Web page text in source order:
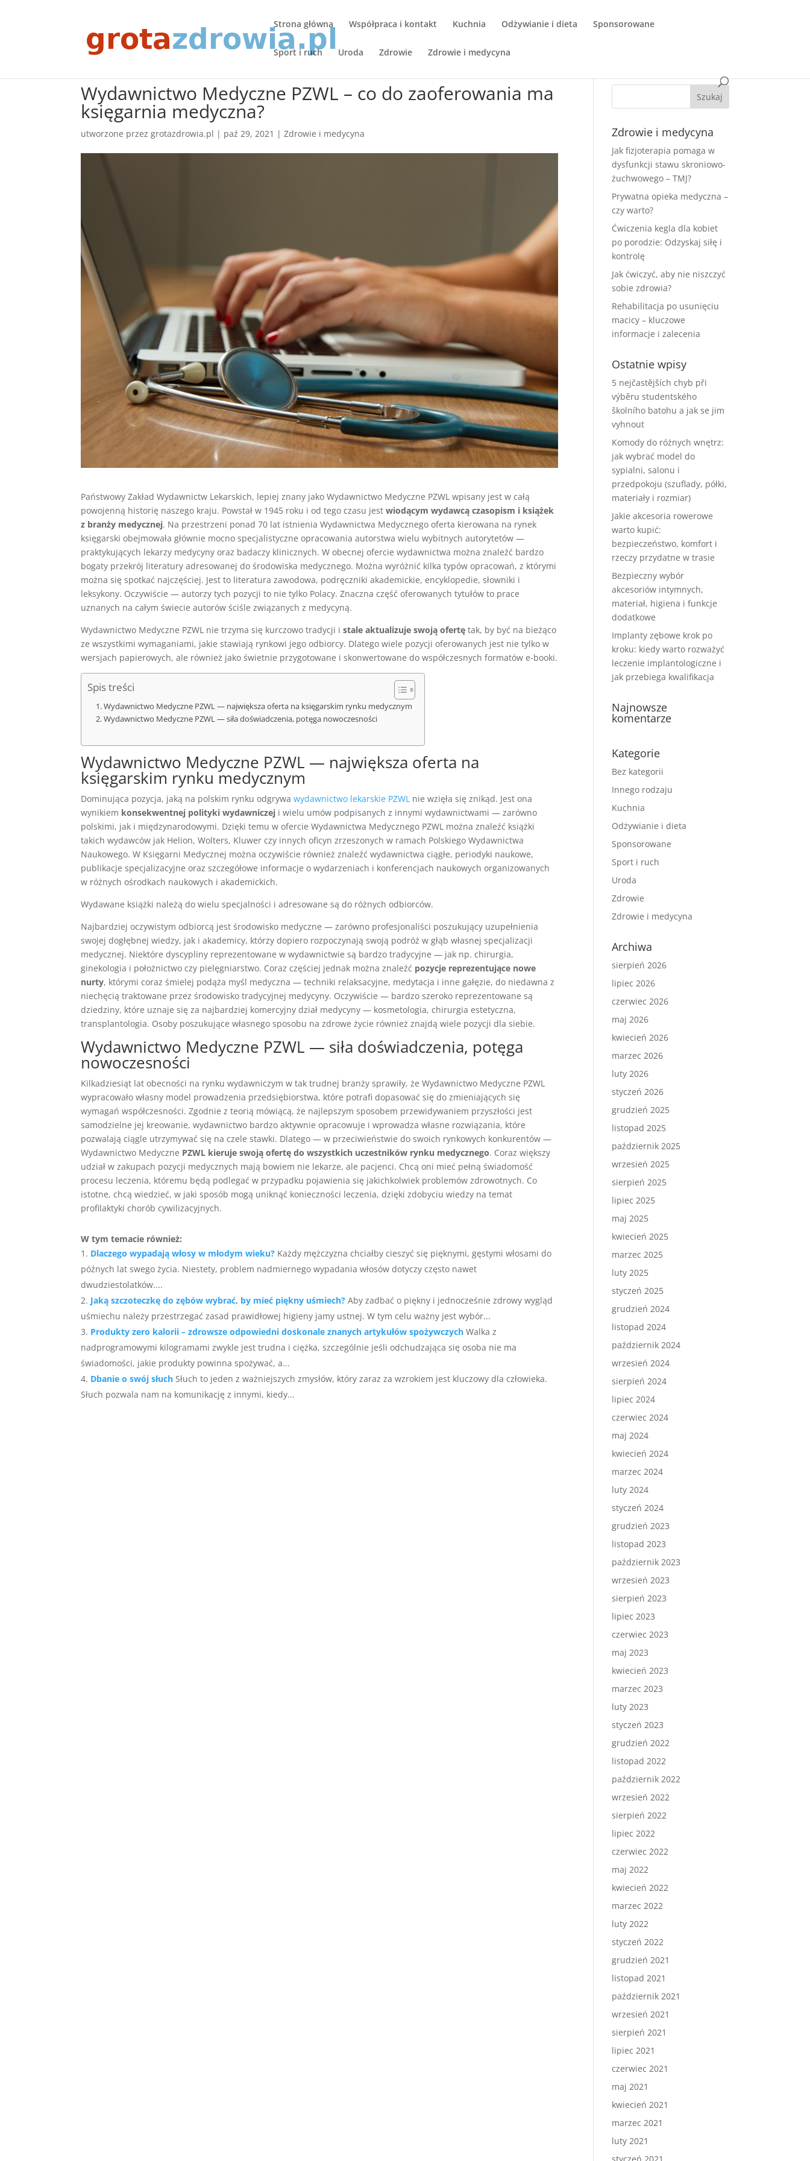
Strona główna Współpraca i kontakt Kuchnia Odżywianie i dieta Sponsorowane
Sport i ruch Uroda Zdrowie Zdrowie i medycyna
Wydawnictwo Medyczne PZWL – co do zaoferowania ma
księgarnia medyczna?
utworzone przezgrotazdrowia.pl | paź 29, 2021 |Zdrowie i medycyna
Państwowy Zakład Wydawnictw Lekarskich, lepiej znany jako Wydawnictwo Medyczne PZWL wpisany jest w całą
powojenną historię naszego kraju. Powstał w 1945 roku i od tego czasu jestwiodącym wydawcą czasopism i książek
z branży medycznej. Na przestrzeni ponad 70 lat istnienia Wydawnictwa Medycznego oferta kierowana na rynek
księgarski obejmowała głównie mocno specjalistyczne opracowania autorstwa wielu wybitnych autorytetów —
praktykujących lekarzy medycyny oraz badaczy klinicznych. W obecnej ofercie wydawnictwa można znaleźć bardzo
bogaty przekrój literatury adresowanej do środowiska medycznego. Można wyróżnić kilka typów opracowań, z którymi
można się spotkać najczęściej. Jest to literatura zawodowa, podręczniki akademickie, encyklopedie, słowniki i
leksykony. Oczywiście — autorzy tych pozycji to nie tylko Polacy. Znaczna część oferowanych tytułów to prace
uznanych na całym świecie autorów ściśle związanych z medycyną.
Wydawnictwo Medyczne PZWL nie trzyma się kurczowo tradycji istale aktualizuje swoją ofertę tak, by być na bieżąco
ze wszystkimi wymaganiami, jakie stawiają rynkowi jego odbiorcy. Dlatego wiele pozycji oferowanych jest nie tylko w
wersjach papierowych, ale również jako świetnie przygotowane i skonwertowane do współczesnych formatów e-booki.
Spis treści
Wydawnictwo Medyczne PZWL — największa oferta na księgarskim rynku medycznym
Wydawnictwo Medyczne PZWL — siła doświadczenia, potęga nowoczesności
Wydawnictwo Medyczne PZWL — największa oferta na
księgarskim rynku medycznym
Dominująca pozycja, jaką na polskim rynku odgrywawydawnictwo lekarskie PZWL nie wzięła się znikąd. Jest ona
wynikiem konsekwentnej polityki wydawniczej i wielu umów podpisanych z innymi wydawnictwami — zarówno
polskimi, jak i międzynarodowymi. Dzięki temu w ofercie Wydawnictwa Medycznego PZWL można znaleźć książki
takich wydawców jak Helion, Wolters, Kluwer czy innych oficyn zrzeszonych w ramach Polskiego Wydawnictwa
Naukowego. W Księgarni Medycznej można oczywiście również znaleźć wydawnictwa ciągłe, periodyki naukowe,
publikacje specjalizacyjne oraz szczegółowe informacje o wydarzeniach i konferencjach naukowych organizowanych
w różnych ośrodkach naukowych i akademickich.
Wydawane książki należą do wielu specjalności i adresowane są do różnych odbiorców.
Najbardziej oczywistym odbiorcą jest środowisko medyczne — zarówno profesjonaliści poszukujący uzupełnienia
swojej dogłębnej wiedzy, jak i akademicy, którzy dopiero rozpoczynają swoją podróż w głąb własnej specjalizacji
medycznej. Niektóre dyscypliny reprezentowane w wydawnictwie są bardzo tradycyjne — jak np. chirurgia,
ginekologia i położnictwo czy pielęgniarstwo. Coraz częściej jednak można znaleźć pozycje reprezentujące nowe
nurty, którymi coraz śmielej podąża myśl medyczna — techniki relaksacyjne, medytacja i inne gałęzie, do niedawna z
niechęcią traktowane przez środowisko tradycyjnej medycyny. Oczywiście — bardzo szeroko reprezentowane są
dziedziny, które uznaje się za najbardziej komercyjny dział medycyny — kosmetologia, chirurgia estetyczna,
transplantologia. Osoby poszukujące własnego sposobu na zdrowe życie również znajdą wiele pozycji dla siebie.
Wydawnictwo Medyczne PZWL — siła doświadczenia, potęga
nowoczesności
Kilkadziesiąt lat obecności na rynku wydawniczym w tak trudnej branży sprawiły, że Wydawnictwo Medyczne PZWL
wypracowało własny model prowadzenia przedsiębiorstwa, które potrafi dopasować się do zmieniających się
wymagań współczesności. Zgodnie z teorią mówiącą, że najlepszym sposobem przewidywaniem przyszłości jest
samodzielne jej kreowanie, wydawnictwo bardzo aktywnie opracowuje i wprowadza własne rozwiązania, które
pozwalają ciągle utrzymywać się na czele stawki. Dlatego — w przeciwieństwie do swoich rynkowych konkurentów —
Wydawnictwo Medyczne PZWL kieruje swoją ofertę do wszystkich uczestników rynku medycznego. Coraz większy
udział w zakupach pozycji medycznych mają bowiem nie lekarze, ale pacjenci. Chcą oni mieć pełną świadomość
procesu leczenia, któremu będą podlegać w przypadku pojawienia się jakichkolwiek problemów zdrowotnych. Co
istotne, chcą wiedzieć, w jaki sposób mogą uniknąć konieczności leczenia, dzięki zdobyciu wiedzy na temat
profilaktyki chorób cywilizacyjnych.
W tym temacie również:
Dlaczego wypadają włosy w młodym wieku? Każdy mężczyzna chciałby cieszyć się pięknymi, gęstymi włosami do
późnych lat swego życia. Niestety, problem nadmiernego wypadania włosów dotyczy często nawet
dwudziestolatków....
Jaką szczoteczkę do zębów wybrać, by mieć piękny uśmiech? Aby zadbać o piękny i jednocześnie zdrowy wygląd
uśmiechu należy przestrzegać zasad prawidłowej higieny jamy ustnej. W tym celu ważny jest wybór...
Produkty zero kalorii – zdrowsze odpowiedni doskonale znanych artykułów spożywczych Walka z
nadprogramowymi kilogramami zwykle jest trudna i ciężka, szczególnie jeśli odchudzająca się osoba nie ma
świadomości, jakie produkty powinna spożywać, a...
Dbanie o swój słuch Słuch to jeden z ważniejszych zmysłów, który zaraz za wzrokiem jest kluczowy dla człowieka.
Słuch pozwala nam na komunikację z innymi, kiedy...
Zdrowie i medycyna
Jak fizjoterapia pomaga w
dysfunkcji stawu skroniowo-
żuchwowego – TMJ?
Prywatna opieka medyczna –
czy warto?
Ćwiczenia kegla dla kobiet
po porodzie: Odzyskaj siłę i
kontrolę
Jak ćwiczyć, aby nie niszczyć
sobie zdrowia?
Rehabilitacja po usunięciu
macicy – kluczowe
informacje i zalecenia
Ostatnie wpisy
5 nejčastějších chyb při
výběru studentského
školního batohu a jak se jim
vyhnout
Komody do różnych wnętrz:
jak wybrać model do
sypialni, salonu i
przedpokoju (szuflady, półki,
materiały i rozmiar)
Jakie akcesoria rowerowe
warto kupić:
bezpieczeństwo, komfort i
rzeczy przydatne w trasie
Bezpieczny wybór
akcesoriów intymnych,
materiał, higiena i funkcje
dodatkowe
Implanty zębowe krok po
kroku: kiedy warto rozważyć
leczenie implantologiczne i
jak przebiega kwalifikacja
Najnowsze
komentarze
Kategorie
Bez kategorii
Innego rodzaju
Kuchnia
Odżywianie i dieta
Sponsorowane
Sport i ruch
Uroda
Zdrowie
Zdrowie i medycyna
Archiwa
sierpień 2026
lipiec 2026
czerwiec 2026
maj 2026
kwiecień 2026
marzec 2026
luty 2026
styczeń 2026
grudzień 2025
listopad 2025
październik 2025
wrzesień 2025
sierpień 2025
lipiec 2025
maj 2025
kwiecień 2025
marzec 2025
luty 2025
styczeń 2025
grudzień 2024
listopad 2024
październik 2024
wrzesień 2024
sierpień 2024
lipiec 2024
czerwiec 2024
maj 2024
kwiecień 2024
marzec 2024
luty 2024
styczeń 2024
grudzień 2023
listopad 2023
październik 2023
wrzesień 2023
sierpień 2023
lipiec 2023
czerwiec 2023
maj 2023
kwiecień 2023
marzec 2023
luty 2023
styczeń 2023
grudzień 2022
listopad 2022
październik 2022
wrzesień 2022
sierpień 2022
lipiec 2022
czerwiec 2022
maj 2022
kwiecień 2022
marzec 2022
luty 2022
styczeń 2022
grudzień 2021
listopad 2021
październik 2021
wrzesień 2021
sierpień 2021
lipiec 2021
czerwiec 2021
maj 2021
kwiecień 2021
marzec 2021
luty 2021